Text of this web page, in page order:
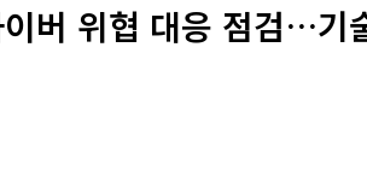
버 위협 대응 점검…기